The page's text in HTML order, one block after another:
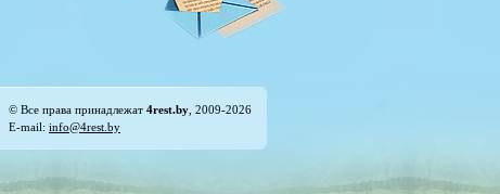
© Все права принадлежат 4rest.by , 2009-2026
E-mail: info@4rest.by